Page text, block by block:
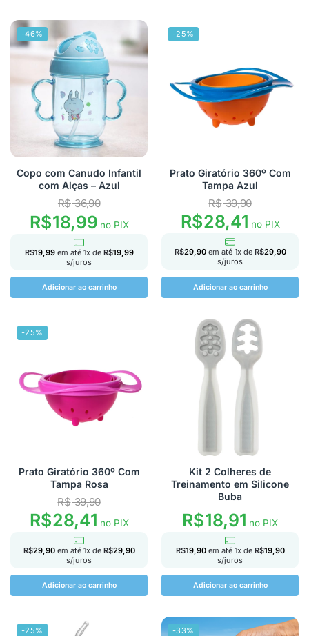
-46%
Copo com Canudo Infantil
com Alças – Azul
R$36,90
R$18,99no PIX
R$19,99 em até 1x de R$19,99
s/juros
Adicionar ao carrinho
-25%
Prato Giratório 360º Com
Tampa Azul
R$39,90
R$28,41 no PIX
R$29,90 em até 1x de R$29,90
s/juros
Adicionar ao carrinho
-25%
Prato Giratório 360º Com
Tampa Rosa
R$39,90
R$28,41 no PIX
R$29,90 em até 1x de R$29,90
s/juros
Adicionar ao carrinho
Kit 2 Colheres de
Treinamento em Silicone
Buba
R$18,91 no PIX
R$19,90 em até 1x de R$19,90
s/juros
Adicionar ao carrinho
-25% -33%